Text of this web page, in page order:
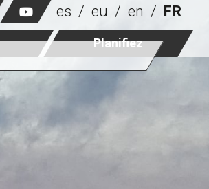
es eu en FR
Planifiez